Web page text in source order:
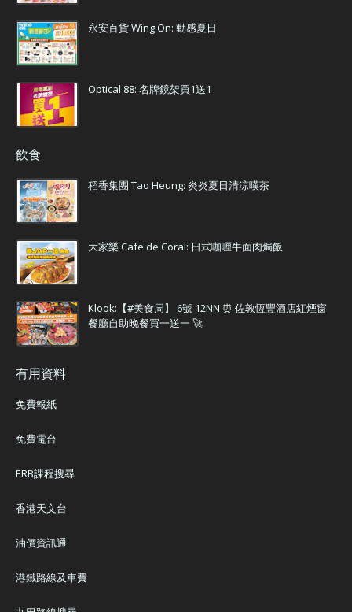
永安百貨 Wing On: 動感夏日
Optical 88: 名牌鏡架買1送1
飲食
稻香集團 Tao Heung: 炎炎夏日清涼嘆茶
大家樂 Cafe de Coral: 日式咖喱牛面肉焗飯
Klook:【#美食周】 6號 12NN ⏰ 佐敦恆豐酒店紅煙窗
餐廳自助晚餐買一送一 🚀
有用資料
免費報紙
免費電台
ERB課程搜尋
香港天文台
油價資訊通
港鐵路線及車費